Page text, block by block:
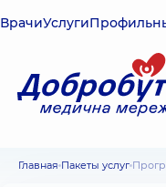
ВрачиУслуги
Главная Пакеты услуг Программа